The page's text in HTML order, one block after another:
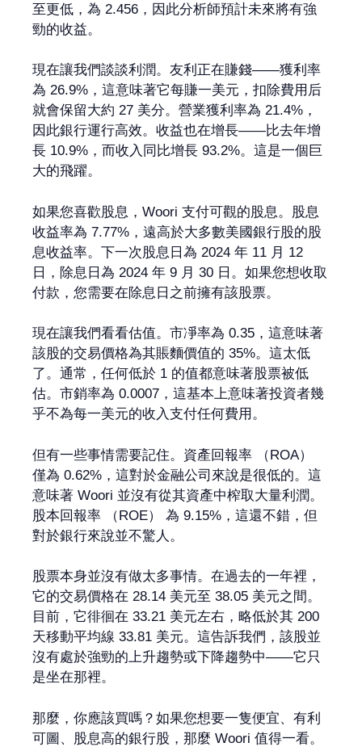
至更低，為 2.456，因此分析師預計未來將有強
勁的收益。
現在讓我們談談利潤。友利正在賺錢——獲利率
為 26.9%，這意味著它每賺一美元，扣除費用后
就會保留大約 27 美分。營業獲利率為 21.4%，
因此銀行運行高效。收益也在增長——比去年增
長 10.9%，而收入同比增長 93.2%。這是一個巨
大的飛躍。
如果您喜歡股息，Woori 支付可觀的股息。股息
收益率為 7.77%，遠高於大多數美國銀行股的股
息收益率。下一次股息日為 2024 年 11 月 12
日，除息日為 2024 年 9 月 30 日。如果您想收取
付款，您需要在除息日之前擁有該股票。
現在讓我們看看估值。市凈率為 0.35，這意味著
該股的交易價格為其賬麵價值的 35%。這太低
了。通常，任何低於 1 的值都意味著股票被低
估。市銷率為 0.0007，這基本上意味著投資者幾
乎不為每一美元的收入支付任何費用。
但有一些事情需要記住。資產回報率 （ROA）
僅為 0.62%，這對於金融公司來說是很低的。這
意味著 Woori 並沒有從其資產中榨取大量利潤。
股本回報率 （ROE） 為 9.15%，這還不錯，但
對於銀行來說並不驚人。
股票本身並沒有做太多事情。在過去的一年裡，
它的交易價格在 28.14 美元至 38.05 美元之間。
目前，它徘徊在 33.21 美元左右，略低於其 200
天移動平均線 33.81 美元。這告訴我們，該股並
沒有處於強勁的上升趨勢或下降趨勢中——它只
是坐在那裡。
那麼，你應該買嗎？如果您想要一隻便宜、有利
可圖、股息高的銀行股，那麼 Woori 值得一看。